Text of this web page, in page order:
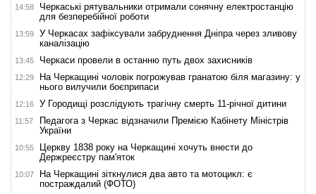
14:58
Черкаські рятувальники отримали сонячну електростанцію
для безперебійної роботи
13:59
У Черкасах зафіксували забруднення Дніпра через зливову
каналізацію
13:45 Черкаси провели в останню путь двох захисників
12:29
На Черкащині чоловік погрожував гранатою біля магазину: у
нього вилучили боєприпаси
12:16 У Городищі розслідують трагічну смерть 11-річної дитини
11:57
Педагога з Черкас відзначили Премією Кабінету Міністрів
України
10:55
Церкву 1838 року на Черкащині хочуть внести до
Держреєстру пам'яток
10:07
На Черкащині зіткнулися два авто та мотоцикл: є
постраждалий (ФОТО)